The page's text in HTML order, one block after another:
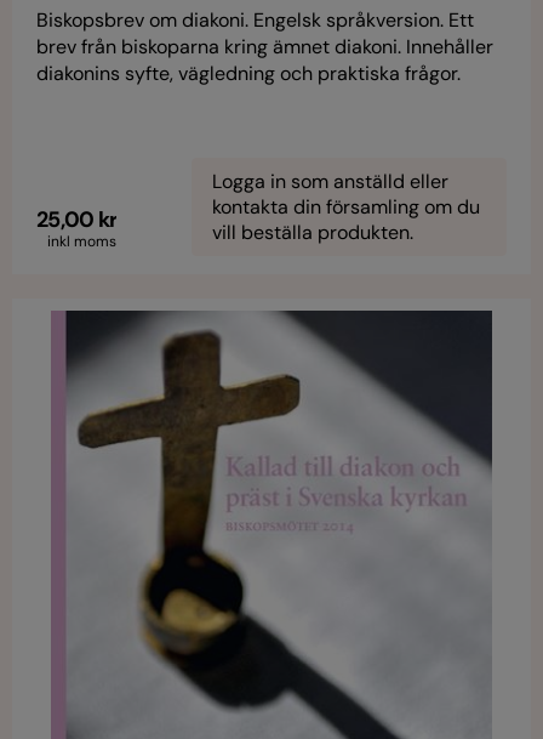
Biskopsbrev om diakoni. Engelsk språkversion. Ett
brev från biskoparna kring ämnet diakoni. Innehåller
diakonins syfte, vägledning och praktiska frågor.
diaconia, guidance and practical matters.
25,00 kr
inkl moms
Logga in som anställd eller
kontakta din församling om du
vill beställa produkten.